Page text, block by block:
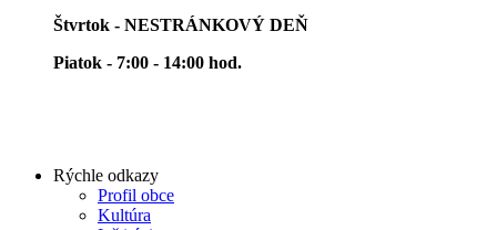
Štvrtok - NESTRÁNKOVÝ DEŇ
Piatok - 7:00 - 14:00 hod.
Rýchle odkazy
Profil obce
Kultúra